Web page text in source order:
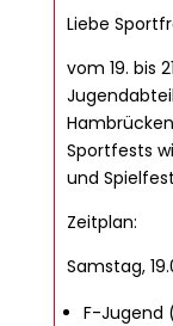
Liebe
vom 19. bis
Sportfests
und
Zeitplan:
Samstag,
F-Jugend